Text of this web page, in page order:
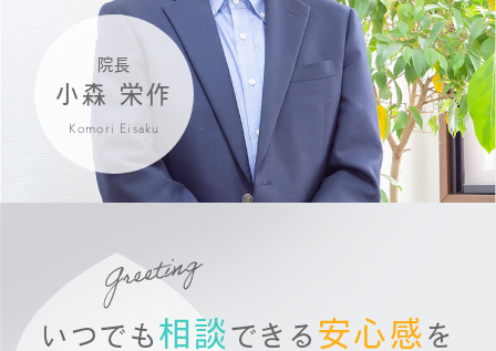
いつでも 相談 できる 安心感 を
院長
小森 栄作
Komori Eisaku